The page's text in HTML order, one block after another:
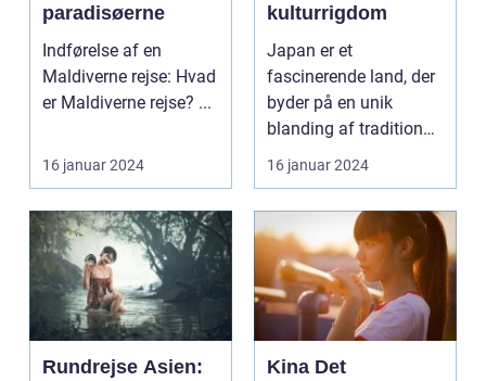
paradisøerne
Indførelse af en
Maldiverne rejse: Hvad
er Maldiverne rejse? ...
16 januar 2024
kulturrigdom
Japan er et
fascinerende land, der
byder på en unik
blanding af tradition
og modernitet. Fra de
fred...
16 januar 2024
Rundrejse Asien:
Kina Det